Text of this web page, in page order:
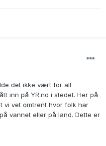
det ikke vært for all
inn på YR.no i stedet. Her på
vi vet omtrent hvor folk har
vannet eller på land. Dette er